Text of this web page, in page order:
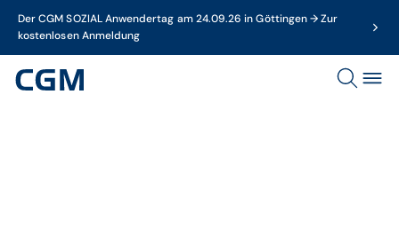
Der CGM SOZIAL Anwendertag am 24.09.26 in Göttingen → Zur
kostenlosen Anmeldung